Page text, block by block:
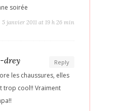
soirée
5 janvier 2011 at 19 h 26 min
Reply
drey
les chaussures, elles
trop cool!! Vraiment